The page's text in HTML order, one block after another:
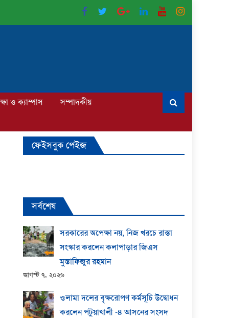
ও ক্যাম্পাস সম্পাদকীয়
ফেইসবুক পেইজ
সর্বশেষ
সরকারের অপেক্ষা নয়, নিজ খরচে রাস্তা
সংস্কার করলেন কলাপাড়ার জিএস
মুস্তাফিজুর রহমান
আগস্ট ৭, ২০২৬
ওলামা দলের বৃক্ষরোপণ কর্মসূচি উদ্বোধন
করলেন পটুয়াখালী -৪ আসনের সংসদ